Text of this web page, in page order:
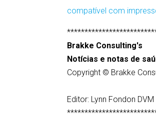
compatível com
Brakke Consulting's
Notícias e notas de
Copyright © Brakke
Editor: Lynn Fondon DVM